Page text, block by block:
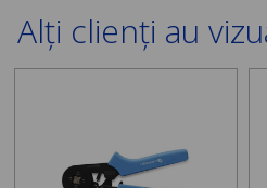
Alți clienți au